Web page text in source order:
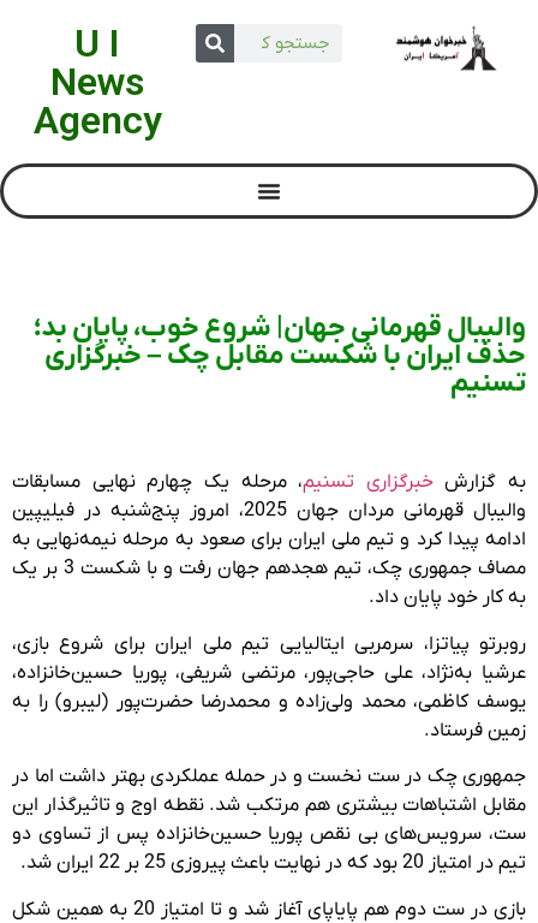
U I
News
Agency
والیبال قهرمانی جهان| شروع خوب، پایان بد؛
حذف ایران با شکست مقابل چک – خبرگزاری
تسنیم
به گزارشخبرگزاری تسنیم، مرحله یک چهارم نهایی مسابقات
والیبال قهرمانی مردان جهان 2025، امروز پنج‌شنبه در فیلیپین
ادامه پیدا کرد و تیم ملی ایران برای صعود به مرحله نیمه‌نهایی به
مصاف جمهوری چک، تیم هجدهم جهان رفت و با شکست 3 بر یک
به کار خود پایان داد.
روبرتو پیاتزا، سرمربی ایتالیایی تیم ملی ایران برای شروع بازی،
عرشیا به‌نژاد، علی حاجی‌پور، مرتضی شریفی، پوریا حسین‌خانزاده،
یوسف کاظمی، محمد ولی‌زاده و محمدرضا حضرت‌پور (لیبرو) را به
زمین فرستاد.
جمهوری چک در ست نخست و در حمله عملکردی بهتر داشت اما در
مقابل اشتباهات بیشتری هم مرتکب شد. نقطه اوج و تاثیرگذار این
ست، سرویس‌های بی نقص پوریا حسین‌خانزاده پس از تساوی دو
تیم در امتیاز 20 بود که در نهایت باعث پیروزی 25 بر 22 ایران شد.
بازی در ست دوم هم پایاپای آغاز شد و تا امتیاز 20 به همین شکل